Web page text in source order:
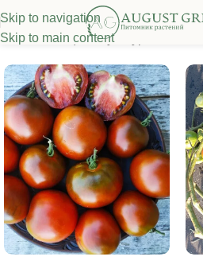
Skip to navigation
Skip to main content
овощных культур